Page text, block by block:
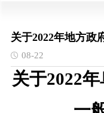
关于2022年地方政
08-22
关于2022年